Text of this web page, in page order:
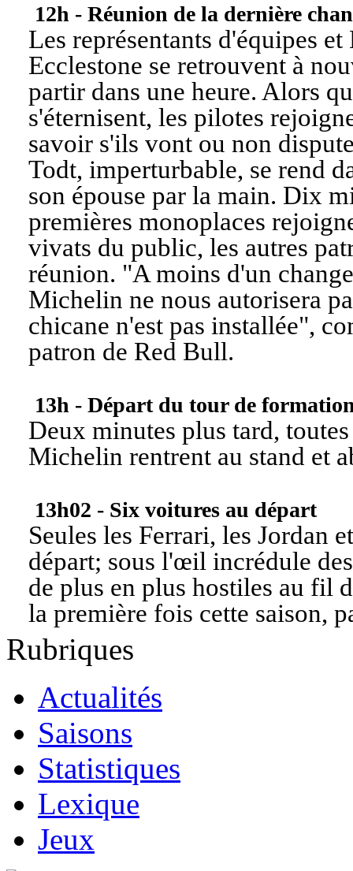
12h - Réunion de la dernière
Les représentants d'équipes et
Ecclestone se retrouvent à
partir dans une heure. Alors
s'éternisent, les pilotes
savoir s'ils vont ou non
Todt, imperturbable, se rend
son épouse par la main. Dix
premières monoplaces
vivats du public, les autres
réunion. "A moins d'un
Michelin ne nous autorisera
chicane n'est pas installée",
patron de Red Bull.
13h - Départ du tour de
Deux minutes plus tard,
Michelin rentrent au stand et
13h02 - Six voitures au départ
Seules les Ferrari, les Jordan
départ; sous l'œil incrédule
de plus en plus hostiles au fil
la première fois cette saison,
Rubriques
Actualités
Saisons
Statistiques
Lexique
Jeux